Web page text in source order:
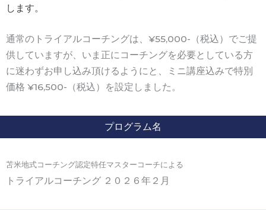
します。
通常のトライアルコーチングは、¥55,000-（税込）でご提
供していますが、いま正にコーチングを必要としている方
に迷わずお申し込み頂けるようにと、ミニ講座込みで特別
価格 ¥16,500-（税込）を設定しました。
プログラム名
苫米地式コーチング認定特任マスターコーチによる
トライアルコーチング ２０２６年２月